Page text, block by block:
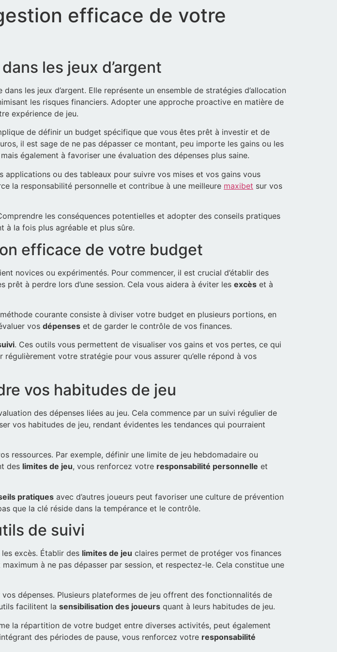
efficace de votre
les jeux d’argent
les jeux d’argent. Elle représente un ensemble de stratégies d’allocation
les risques financiers. Adopter une approche proactive en matière de
expérience de jeu.
de définir un budget spécifique que vous êtes prêt à investir et de
il est sage de ne pas dépasser ce montant, peu importe les gains ou les
également à favoriser une évaluation des dépenses plus saine.
applications ou des tableaux pour suivre vos mises et vos gains vous
la responsabilité personnelle et contribue à une meilleure maxibet sur vos
les conséquences potentielles et adopter des conseils pratiques
à la fois plus agréable et plus sûre.
efficace de votre budget
novices ou expérimentés. Pour commencer, il est crucial d’établir des
prêt à perdre lors d’une session. Cela vous aidera à éviter les excès et à
courante consiste à diviser votre budget en plusieurs portions, en
vos dépenses et de garder le contrôle de vos finances.
. Ces outils vous permettent de visualiser vos gains et vos pertes, ce qui
régulièrement votre stratégie pour vous assurer qu’elle répond à vos
vos habitudes de jeu
des dépenses liées au jeu. Cela commence par un suivi régulier de
vos habitudes de jeu, rendant évidentes les tendances qui pourraient
ressources. Par exemple, définir une limite de jeu hebdomadaire ou
des limites de jeu, vous renforcez votre responsabilité personnelle et
pratiques avec d’autres joueurs peut favoriser une culture de prévention
que la clé réside dans la tempérance et le contrôle.
de suivi
excès. Établir des limites de jeu claires permet de protéger vos finances
à ne pas dépasser par session, et respectez-le. Cela constitue une
vos dépenses. Plusieurs plateformes de jeu offrent des fonctionnalités de
facilitent la sensibilisation des joueurs quant à leurs habitudes de jeu.
la répartition de votre budget entre diverses activités, peut également
des périodes de pause, vous renforcez votre responsabilité